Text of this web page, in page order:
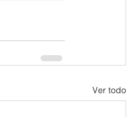
Ver todo